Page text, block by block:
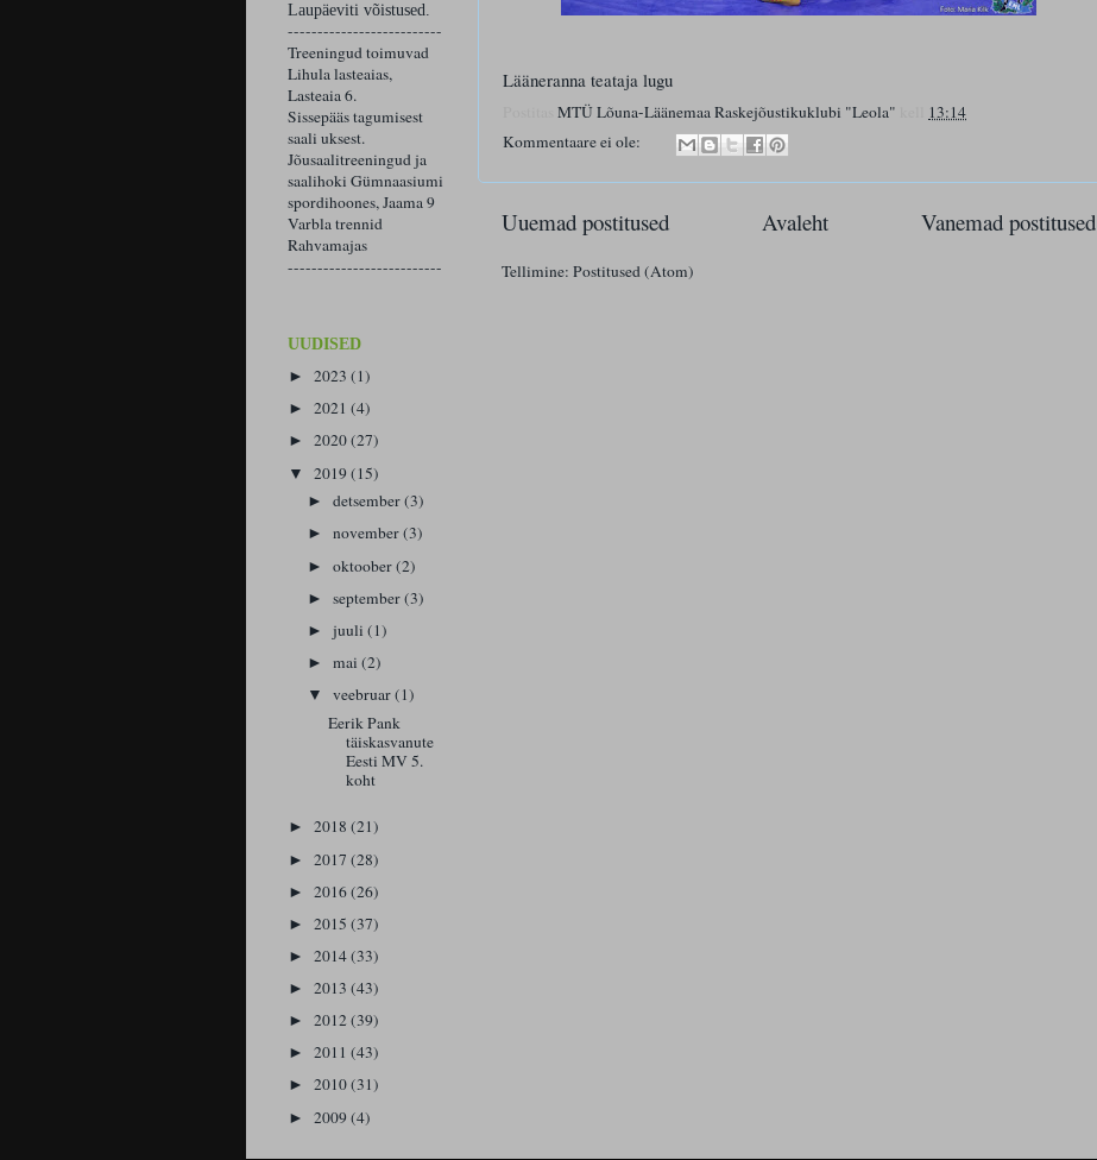
Lääneranna teataja lugu
MTÜ Lõuna-Läänemaa Raskejõustikuklubi "Leola"
13:14
Kommentaare ei ole:
Uuemad postitused Vanemad postitused
Avaleht
Tellimine: Postitused (Atom)
Laupäeviti võistused.
--------------------------
Treeningud toimuvad
Lihula lasteaias,
Lasteaia 6.
Sissepääs tagumisest
saali uksest.
Jõusaalitreeningud ja
saalihoki Gümnaasiumi
spordihoones, Jaama 9
Varbla trennid
Rahvamajas
--------------------------
UUDISED
► 2023 (1)
► 2021 (4)
► 2020(27)
▼ 2019 (15)
►detsember(3)
►november(3)
►oktoober(2)
►september(3)
►juuli(1)
►mai(2)
▼veebruar(1)
Eerik Pank
täiskasvanute
Eesti MV 5.
koht
► 2018 (21)
► 2017 (28)
► 2016(26)
► 2015 (37)
► 2014(33)
► 2013 (43)
► 2012(39)
► 2011 (43)
► 2010(31)
► 2009 (4)